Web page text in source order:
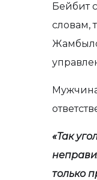
Бейбит
словам,
«Так
только